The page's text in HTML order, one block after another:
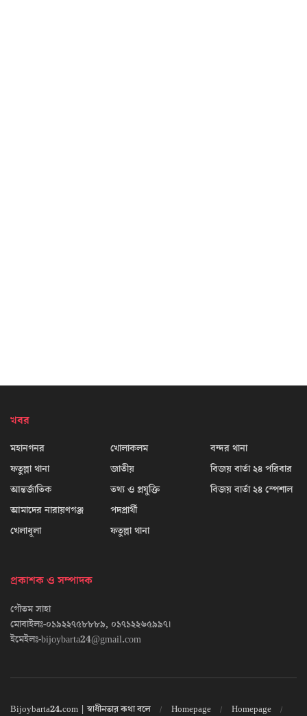
খবর
মহানগনর
ফতুল্লা থানা
আন্তর্জাতিক
আমাদের নারায়ণগঞ্জ
খেলাধূলা
খোলাকলম
জাতীয়
তথ্য ও প্রযুক্তি
পদপ্রার্থী
ফতুল্লা থানা
বন্দর থানা
বিজয় বার্তা ২৪ পরিবার
বিজয় বার্তা ২৪ স্পেশাল
প্রকাশক ও সম্পাদক
গৌতম সাহা
মোবাইলঃ-০১৯২২৭৫৮৮৮৯, ০১৭১২২৬৫৯৯৭।
ইমেইলঃ-bijoybarta24@gmail.com
Bijoybarta24.com | স্বাধীনতার কথা বলে Homepage Homepage